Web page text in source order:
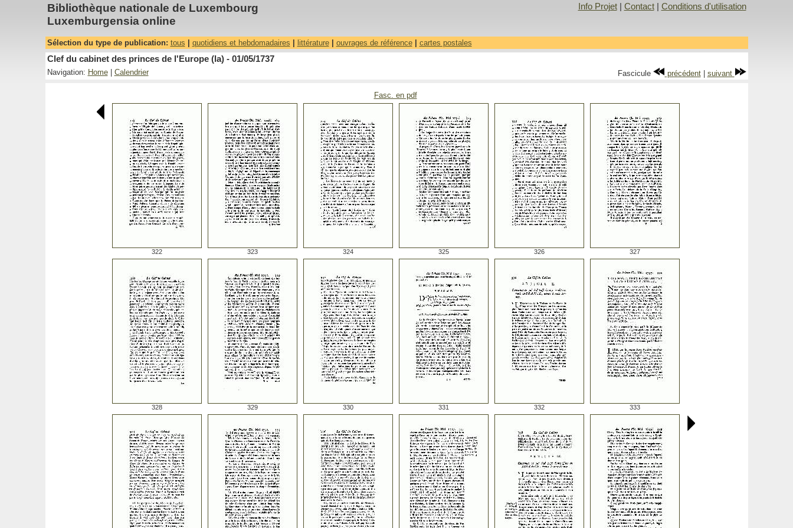
Bibliothèque nationale de Luxembourg
Luxemburgensia online
Info Projet| Contact| Conditions d'utilisation
Sélection du type de publication: tous quotidiens et hebdomadaires littérature| ouvrages de référence| cartes postales
Clef du cabinet des princes de l'Europe (la) - 01/05/1737
Navigation: Home| Calendrier Fascicule précédent| suivant
Fasc. en pdf
322 323 324 325 326 327
328 329 330 331 332 333